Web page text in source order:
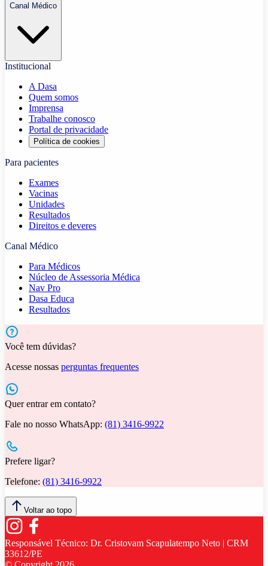
Canal Médico
Institucional
A Dasa
Quem somos
Imprensa
Trabalhe conosco
Portal de privacidade
Política de cookies
Para pacientes
Exames
Vacinas
Unidades
Resultados
Direitos e deveres
Canal Médico
Para Médicos
Núcleo de Assessoria Médica
Nav Pro
Dasa Educa
Resultados
Você tem dúvidas?
Acesse nossas perguntas frequentes
Quer entrar em contato?
Fale no nosso WhatsApp: (81) 3416-9922
Prefere ligar?
Telefone: (81) 3416-9922
Voltar ao topo
Responsável Técnico: Dr. Cristovam Scapulatempo Neto | CRM
33612/PE